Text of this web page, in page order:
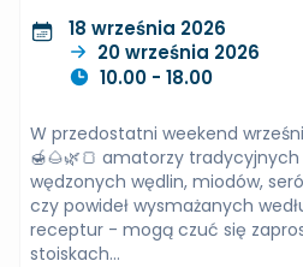
18 września 2026
20 września 2026
10.00 - 18.00
W przedostatni weekend
🍯🌰🌿🍞 amatorzy
wędzonych wędlin, miodów,
czy powideł wysmażanych
receptur - mogą czuć się
stoiskach...